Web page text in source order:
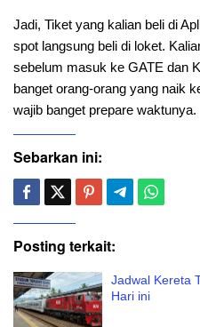
Jadi, Tiket yang kalian beli di
spot langsung beli di loket.
sebelum masuk ke GATE dan
banget orang-orang yang naik
wajib banget prepare waktunya.
Sebarkan ini:
Posting terkait:
Jadwal Kereta
Hari ini